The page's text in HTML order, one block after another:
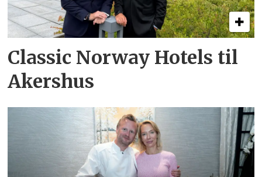
Classic Norway Hotels til
Akershus